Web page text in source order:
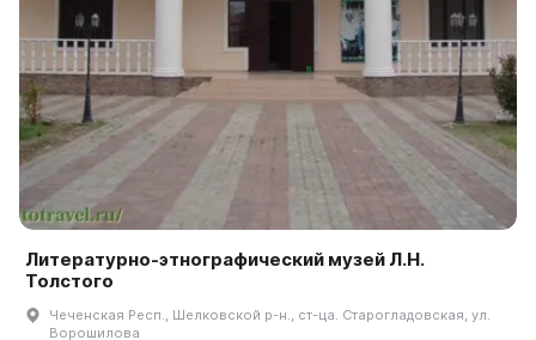
Литературно-этнографический музей Л.Н.
Толстого
Чеченская Респ., Шелковской р-н., ст-ца. Старогладовская, ул.
Ворошилова